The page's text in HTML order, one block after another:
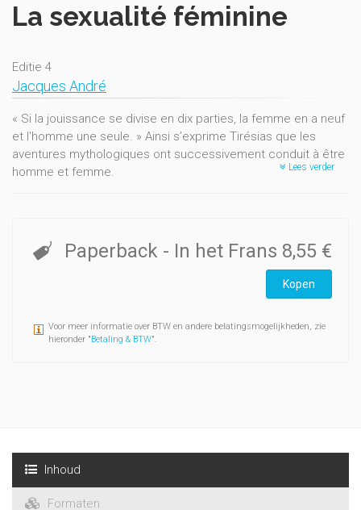
La sexualité féminine
Editie 4
Jacques André
« Si la jouissance se divise en dix parties, la femme en a neuf
et l'homme une seule. » Ainsi s’exprime Tirésias que les
aventures mythologiques ont successivement conduit à être
homme et femme.
des représentations dangereuses et démesurées qui
l’accompagnent. « Femme tu es la porte du diable » écrit
Ce qu’il est convenu d’appeler la « libération sexuelle » a
principalement concerné les femmes. À ce bouleversement
Lees verder
Paperback - In het Frans 8,55 €
Kopen
Voor meer informatie over BTW en andere belatingsmogelijkheden, zie
hieronder "Betaling & BTW".
Inhoud
Formaten